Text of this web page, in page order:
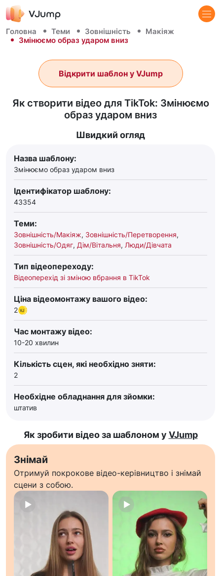
Головна Теми Зовнішність
Макіяж
Змінюємо образ ударом вниз
Як створити відео для TikTok: Змінюємо
образ ударом вниз
Відкрити шаблон у VJump
Швидкий огляд
Назва шаблону:
Змінюємо образ ударом вниз
Ідентифікатор шаблону:
43354
Теми:
Зовнішність/Макіяж, Зовнішність/Перетворення,
Зовнішність/Одяг, Дім/Вітальня, Люди/Дівчата
Тип відеопереходу:
Відеоперехід зі зміною вбрання в TikTok
Ціна відеомонтажу вашого відео:
2
Час монтажу відео:
10-20 хвилин
Кількість сцен, які необхідно зняти:
2
Необхідне обладнання для зйомки:
штатив
Як зробити відео за шаблоном у VJump
Знімай
Отримуй покрокове відео-керівництво і знімай
сцени з собою.